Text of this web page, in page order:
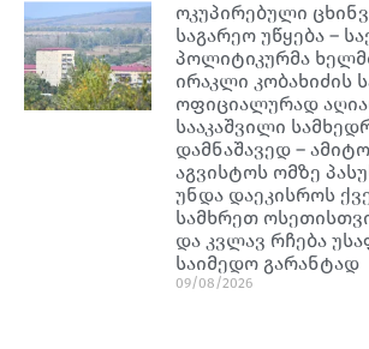
ოკუპირებული
საგარეო უწყება –
პოლიტიკურმა
ირაკლი კობახიძის
ოფიციალურად
სააკაშვილი
დამნაშავედ –
აგვისტოს ომზე
უნდა დაეკისროს
სამხრეთ
და კვლავ რჩება
საიმედო გარანტად
09/08/2026